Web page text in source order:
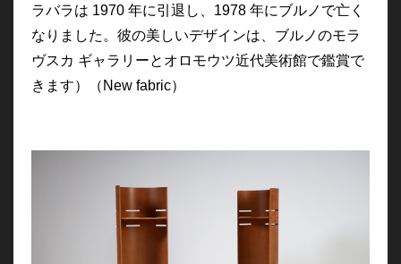
ラバラは 1970 年に引退し、1978 年にブルノで亡く
なりました。 彼の美しいデザインは、ブルノのモラ
ヴスカ ギャラリーとオロモウツ近代美術館で鑑賞で
きます）
（New fabric）